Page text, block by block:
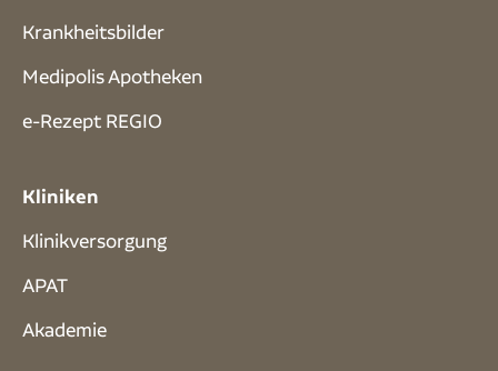
Krankheitsbilder
Medipolis Apotheken
e-Rezept REGIO
Kliniken
Klinikversorgung
APAT
Akademie